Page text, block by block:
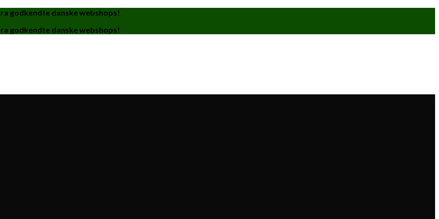
godkendte danske webshops!
godkendte danske webshops!